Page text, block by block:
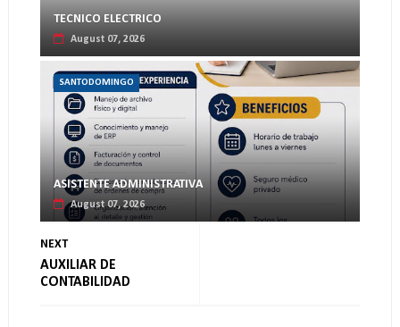
TECNICO ELECTRICO
August 07, 2026
SANTODOMINGO
ASISTENTE ADMINISTRATIVA
August 07, 2026
NEXT
AUXILIAR DE
CONTABILIDAD